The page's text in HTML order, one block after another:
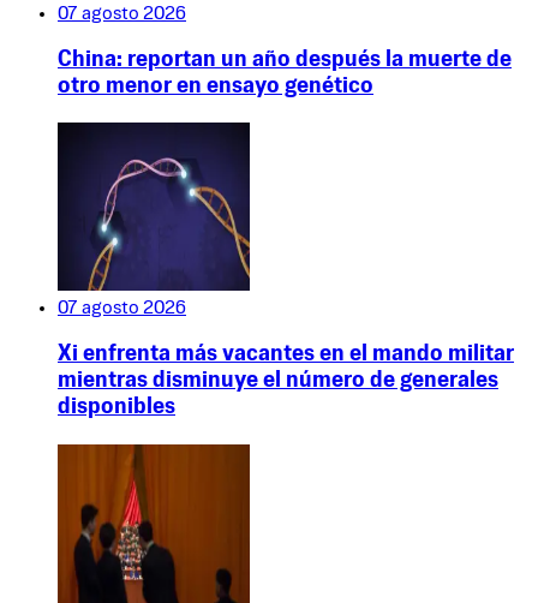
07 agosto 2026
China: reportan un año después la muerte de
otro menor en ensayo genético
07 agosto 2026
Xi enfrenta más vacantes en el mando militar
mientras disminuye el número de generales
disponibles